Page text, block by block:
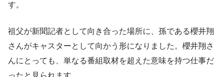
す。
祖父が新聞記者として向き合った場所に、孫である櫻井翔
さんがキャスターとして向かう形になりました。櫻井翔さ
んにとっても、単なる番組取材を超えた意味を持つ仕事だ